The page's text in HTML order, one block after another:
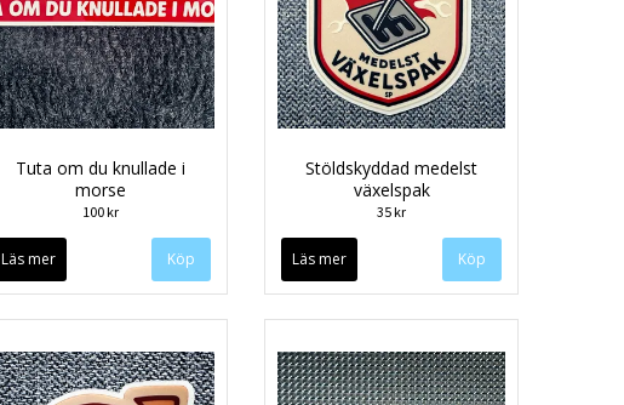
Tuta om du knullade i
morse
100 kr
Läs mer
Stöldskyddad medelst
växelspak
35 kr
Läs mer